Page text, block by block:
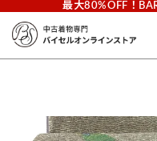
最大80%OFF！